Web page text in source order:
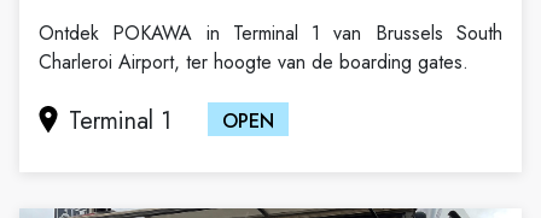
Ontdek POKAWA in Terminal 1 van Brussels South
Charleroi Airport, ter hoogte van de boarding gates.
Terminal 1 OPEN